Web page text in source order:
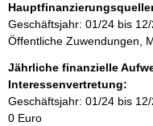
t
i
n
f
o
r
m
Geschäftsjahr: 01/24 bis
Öffentliche Zuwendungen,
Jährliche finanzielle
Interessenvertretung:
Geschäftsjahr: 01/24 bis
0 Euro